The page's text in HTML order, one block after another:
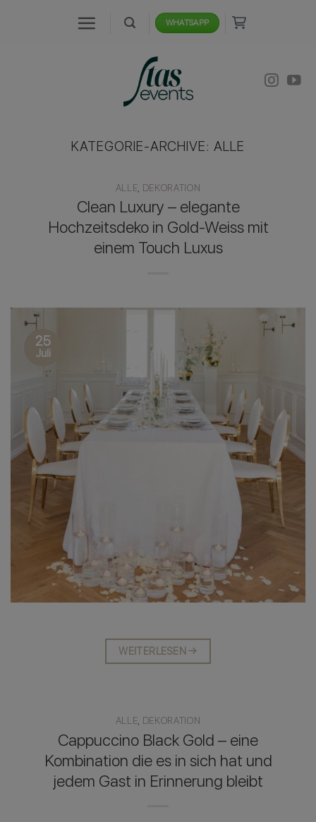
WHATSAPP
KATEGORIE-ARCHIVE:ALLE
ALLE DEKORATION
Clean Luxury – elegante
Hochzeitsdeko in Gold-Weiss mit
einem Touch Luxus
25
Juli
WEITERLESEN →
ALLE DEKORATION
Cappuccino Black Gold – eine
Kombination die es in sich hat und
jedem Gast in Erinnerung bleibt